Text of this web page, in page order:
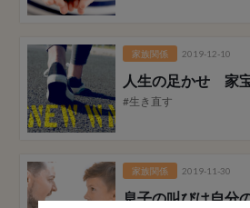
家族関係 2019-12-10
#生き直す
家族関係 2019-11-30
息子の叫びは自分